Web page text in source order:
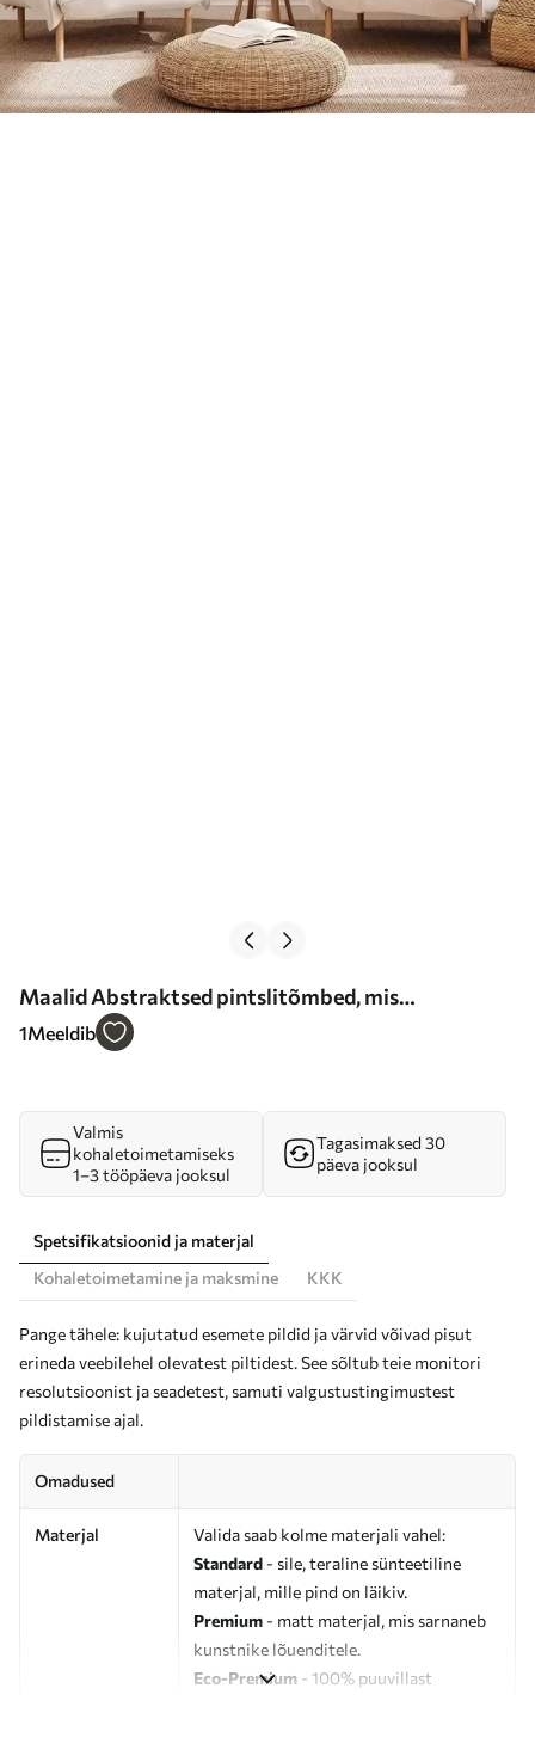
Maalid Abstraktsed pintslitõmbed, mis
moodustavad ringikujulise kujundi, tekstuurne
1Meeldib
Valmis
kohaletoimetamiseks
1–3 tööpäeva jooksul
Tagasimaksed 30
päeva jooksul
Spetsifikatsioonid ja materjal
Kohaletoimetamine ja maksmine
KKK
Pange tähele: kujutatud esemete pildid ja värvid võivad pisut
erineda veebilehel olevatest piltidest. See sõltub teie monitori
resolutsioonist ja seadetest, samuti valgustustingimustest
pildistamise ajal.
Omadused
Materjal
Valida saab kolme materjali vahel:
Standard - sile, teraline sünteetiline
materjal, mille pind on läikiv.
Premium - matt materjal, mis sarnaneb
kunstnike lõuenditele.
Eco-Premium - 100% puuvillast